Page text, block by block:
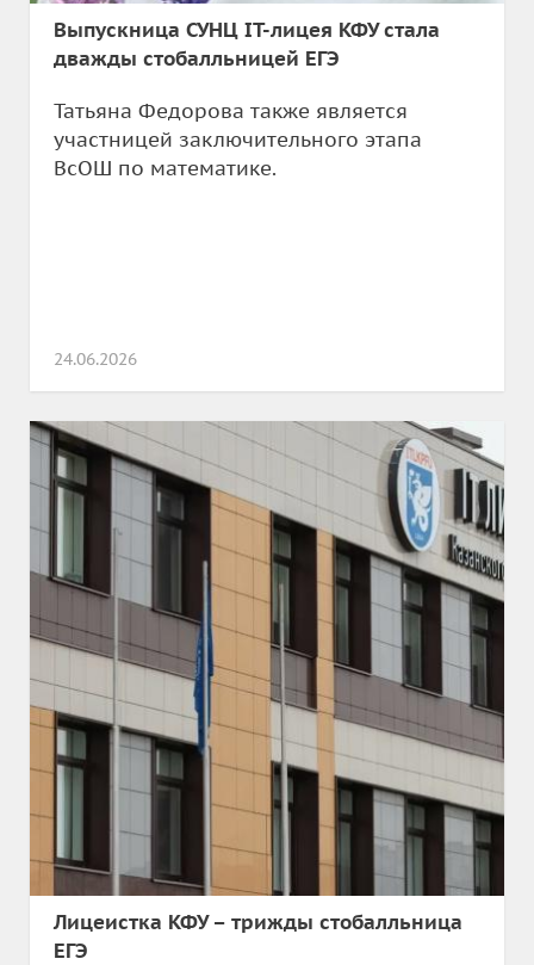
Выпускница СУНЦ IT-лицея КФУ стала
дважды стобалльницей ЕГЭ
Татьяна Федорова также является
участницей заключительного этапа
ВсОШ по математике.
24.06.2026
Лицеистка КФУ – трижды стобалльница
ЕГЭ